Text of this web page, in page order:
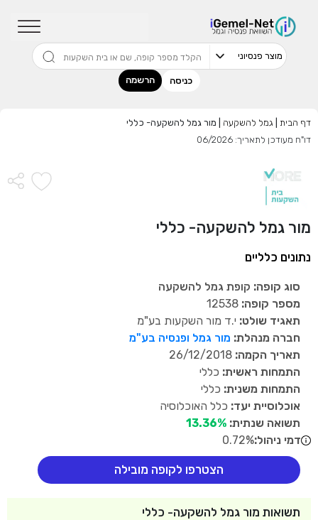
כניסה הרשמה
דף הבית גמל להשקעה
מור גמל להשקעה- כללי
דו"ח מעודכן לתאריך: 06/2026
מור גמל להשקעה- כללי
נתונים כלליים
סוג קופה: קופת גמל להשקעה
מספר קופה:
תאגיד שולט: י.ד מור השקעות בע"מ
חברה מנהלת: מור גמל ופנסיה בע"מ
תאריך הקמה:
התמחות ראשית: כללי
התמחות משנית: כללי
אוכלוסיית יעד: כלל האוכלוסיה
תשואה שנתית: 13.36%
דמי ניהול:0.72%
הצטרפו לקופה מובילה
תשואות מור גמל להשקעה- כללי
מתכנן פיננסי (ללא עלות), השאירו פרטים: